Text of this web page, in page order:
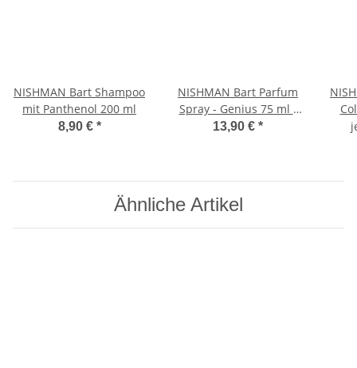
NISHMAN Bart Shampoo
mit Panthenol 200 ml
8,90 € *
NISHMAN Bart Parfum
Spray - Genius 75 ml -
blau
13,90 € *
Ähnliche Artikel